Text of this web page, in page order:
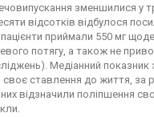
зменшилися у
відсотків відбулося
приймали 550 мг
потягу, а також не
Медіанний
ставлення до життя, за
відзначили поліпшення